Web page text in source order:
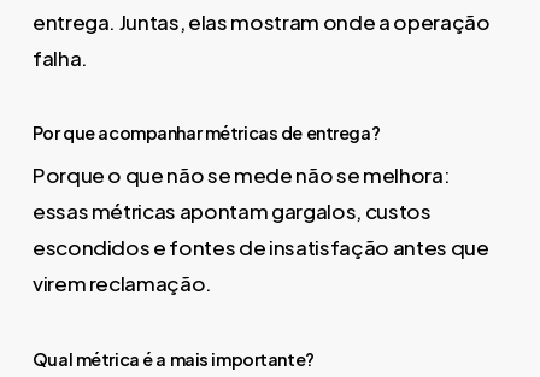
entrega. Juntas, elas mostram onde a operação
falha.
Por que acompanhar métricas de entrega?
Porque o que não se mede não se melhora:
essas métricas apontam gargalos, custos
escondidos e fontes de insatisfação antes que
virem reclamação.
Qual métrica é a mais importante?